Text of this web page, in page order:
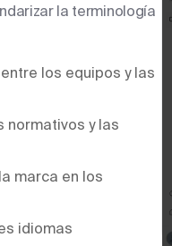
la terminología
los equipos y las
normativos y las
marca en los
idiomas